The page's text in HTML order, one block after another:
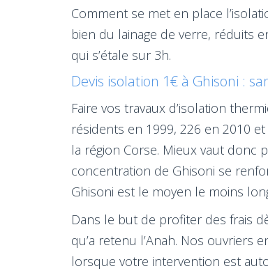
Comment se met en place
bien du lainage de verre, réduits
qui s’étale sur 3h.
Devis isolation 1€ à Ghisoni :
Faire vos travaux d’isolation
résidents en 1999, 226 en 2010
la région Corse. Mieux vaut donc
concentration de Ghisoni se
Ghisoni est le moyen le moins
Dans le but de profiter des frais
qu’a retenu l’Anah. Nos
lorsque votre intervention est